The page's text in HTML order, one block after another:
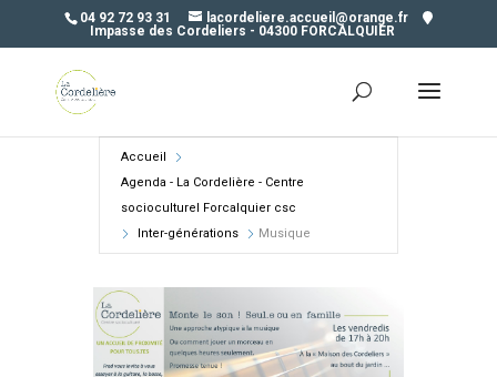
04 92 72 93 31
lacordeliere.accueil@orange.fr
Impasse des Cordeliers - 04300 FORCALQUIER
Accueil
Agenda - La Cordelière - Centre
socioculturel Forcalquier csc
Inter-générations
Musique